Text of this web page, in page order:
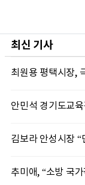
최신 기사